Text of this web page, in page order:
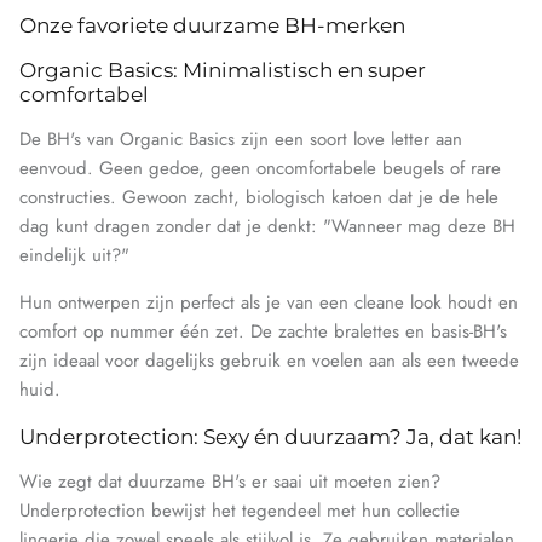
Onze favoriete duurzame BH-merken
Organic Basics: Minimalistisch en super
comfortabel
De BH's van Organic Basics zijn een soort love letter aan
eenvoud. Geen gedoe, geen oncomfortabele beugels of rare
constructies. Gewoon zacht, biologisch katoen dat je de hele
dag kunt dragen zonder dat je denkt: "Wanneer mag deze BH
eindelijk uit?"
Hun ontwerpen zijn perfect als je van een cleane look houdt en
comfort op nummer één zet. De zachte bralettes en basis-BH's
zijn ideaal voor dagelijks gebruik en voelen aan als een tweede
huid.
Underprotection: Sexy én duurzaam? Ja, dat kan!
Wie zegt dat duurzame BH's er saai uit moeten zien?
Underprotection bewijst het tegendeel met hun collectie